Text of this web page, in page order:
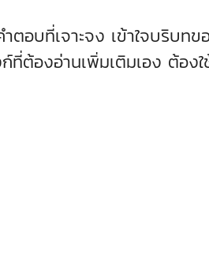
บที่เจาะจง เข้าใจบริบทข
ต้องอ่านเพิ่มเติมเอง ต้องใ